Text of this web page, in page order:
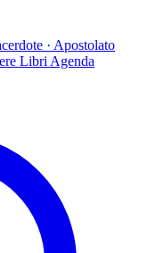
· Apostolato
Libri Agenda